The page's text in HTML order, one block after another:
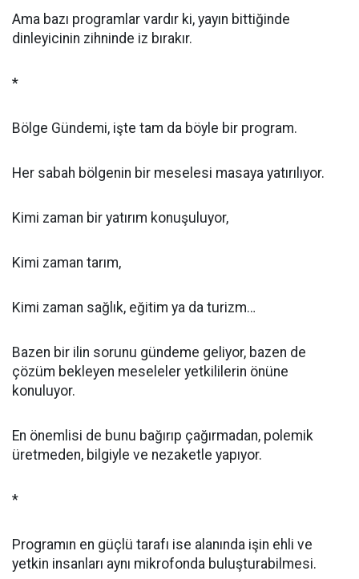
Ama bazı programlar vardır ki, yayın bittiğinde
dinleyicinin zihninde iz bırakır.
*
Bölge Gündemi, işte tam da böyle bir program.
Her sabah bölgenin bir meselesi masaya yatırılıyor.
Kimi zaman bir yatırım konuşuluyor,
Kimi zaman tarım,
Kimi zaman sağlık, eğitim ya da turizm…
Bazen bir ilin sorunu gündeme geliyor, bazen de
çözüm bekleyen meseleler yetkililerin önüne
konuluyor.
En önemlisi de bunu bağırıp çağırmadan, polemik
üretmeden, bilgiyle ve nezaketle yapıyor.
*
Programın en güçlü tarafı ise alanında işin ehli ve
yetkin insanları aynı mikrofonda buluşturabilmesi.